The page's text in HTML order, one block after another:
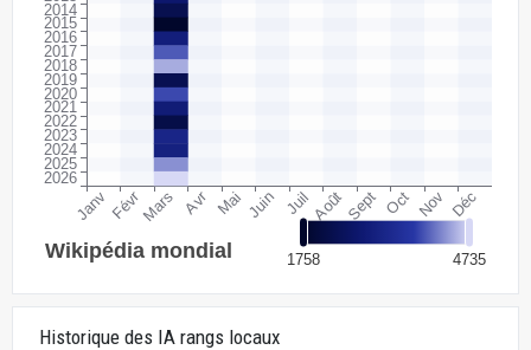
Historique des IA rangs locaux